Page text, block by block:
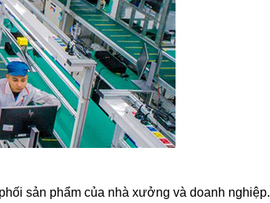
sản phẩm của nhà xưởng và doanh nghiệp.